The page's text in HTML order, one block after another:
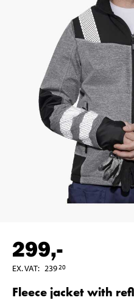
299,-
EX. VAT: 23920
Fleece jacket with